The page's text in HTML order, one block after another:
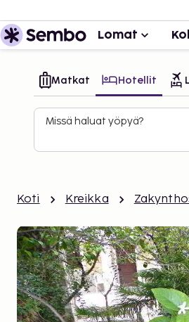
Lomat
Matkat Hotellit
Missä haluat yöpyä?
Koti Kreikka